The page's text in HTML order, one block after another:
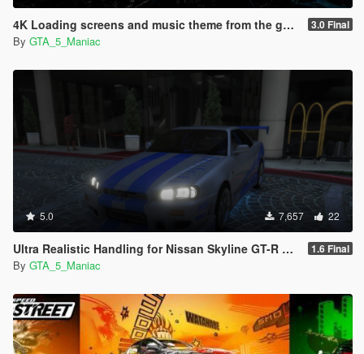
4K Loading screens and music theme from the game Watch Dogs 3.0 Final
By GTA_5_Maniac
5.0 7,657 22
Ultra Realistic Handling for Nissan Skyline GT-R R34 1999 (Fast & Furious) 1.6 Final
By GTA_5_Maniac